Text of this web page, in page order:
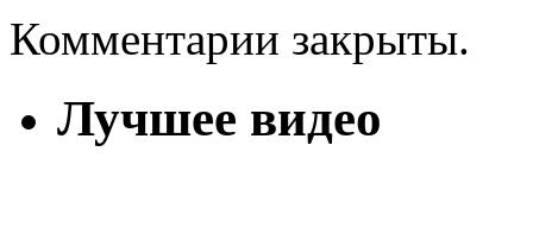
Комментарии закрыты.
Лучшее видео